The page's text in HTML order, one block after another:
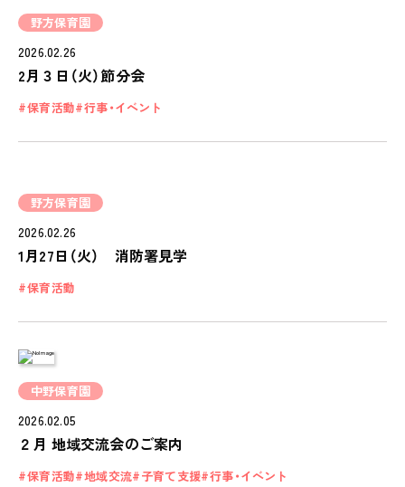
児童発達支援・
放課後等デイサービス
保護者様の声
お知らせ
会社概要
採用情報
ピノキオチャンネル
お問い合わせ
野方保育園
2026.02.26
2月３日（火）節分会
保育活動 行事・イベント
野方保育園
2026.02.26
1月27日（火） 消防署見学
保育活動
中野保育園
2026.02.05
２月 地域交流会のご案内
保育活動 地域交流 子育て支援 行事・イベント